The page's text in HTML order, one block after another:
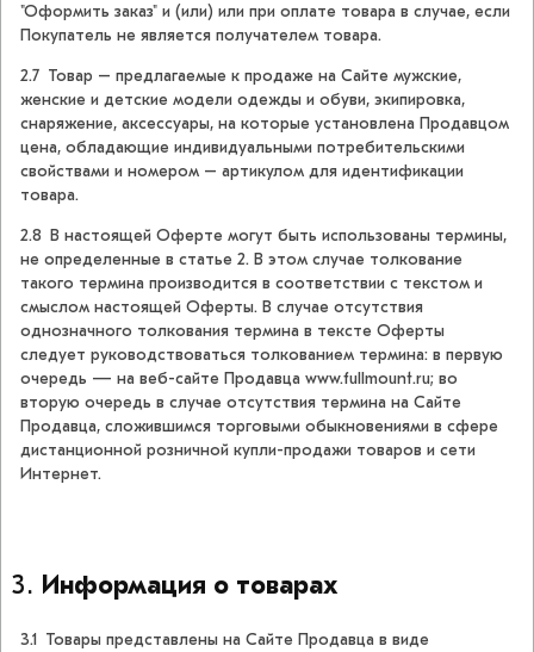
"Оформить заказ" и (или) или при оплате товара в случае, если
Покупатель не является получателем товара.
2.7 Товар – предлагаемые к продаже на Сайте мужские,
женские и детские модели одежды и обуви, экипировка,
снаряжение, аксессуары, на которые установлена Продавцом
цена, обладающие индивидуальными потребительскими
свойствами и номером – артикулом для идентификации
товара.
2.8 В настоящей Оферте могут быть использованы термины,
не определенные в статье 2. В этом случае толкование
такого термина производится в соответствии с текстом и
смыслом настоящей Оферты. В случае отсутствия
однозначного толкования термина в тексте Оферты
следует руководствоваться толкованием термина: в первую
очередь — на веб-сайте Продавца www.fullmount.ru; во
вторую очередь в случае отсутствия термина на Сайте
Продавца, сложившимся торговыми обыкновениями в сфере
дистанционной розничной купли-продажи товаров и сети
Интернет.
Информация о товарах
3.1 Товары представлены на Сайте Продавца в виде